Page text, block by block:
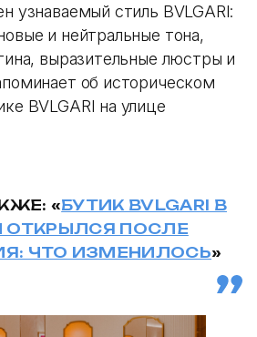
узнаваемый стиль BVLGARI:
и нейтральные тона,
выразительные люстры и
об историческом
BVLGARI на улице
«БУТИК BVLGARI В
ОТКРЫЛСЯ ПОСЛЕ
ЧТО ИЗМЕНИЛОСЬ»